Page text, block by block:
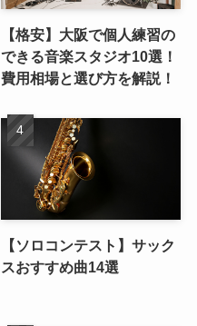
【格安】大阪で個人練習の
できる音楽スタジオ10選！
費用相場と選び方を解説！
【ソロコンテスト】サック
スおすすめ曲14選